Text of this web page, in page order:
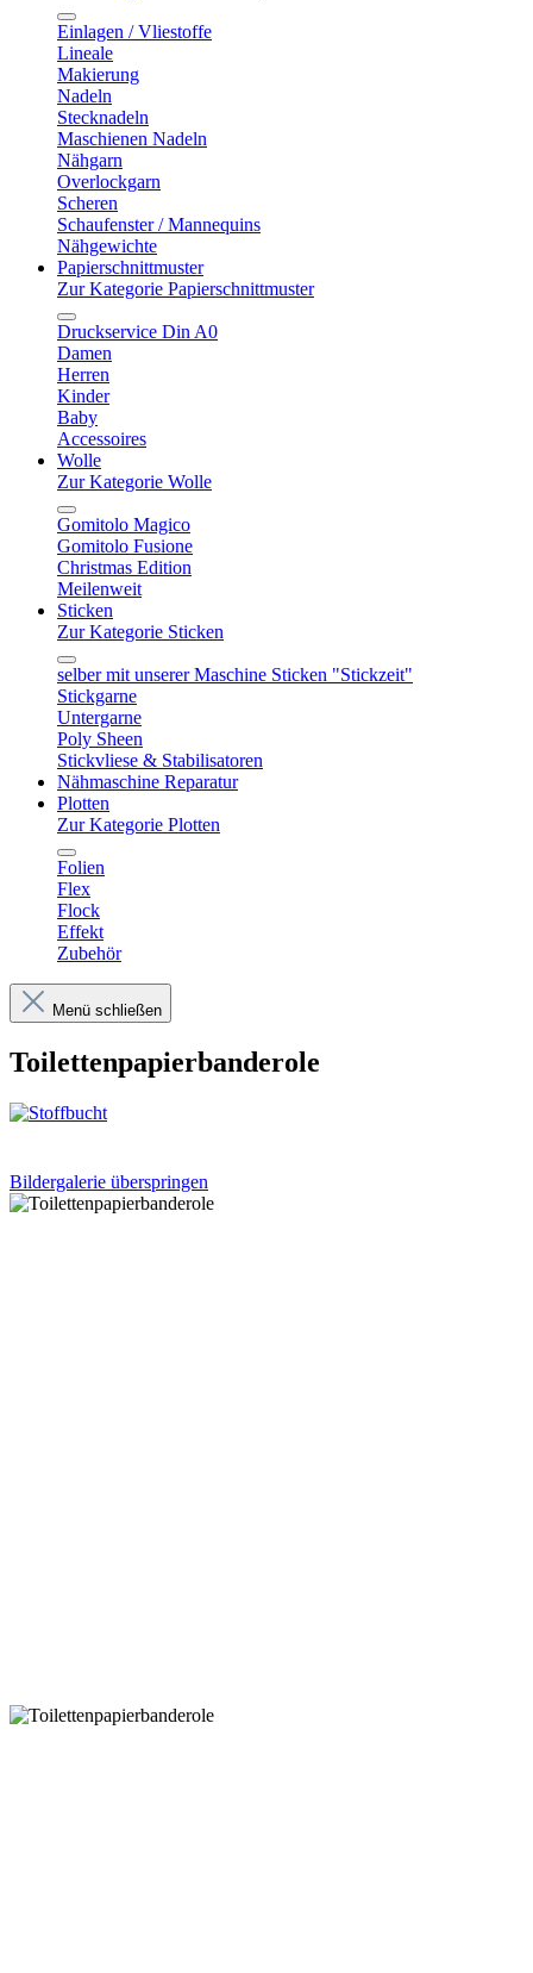
Einlagen / Vliestoffe
Lineale
Makierung
Nadeln
Stecknadeln
Maschienen Nadeln
Nähgarn
Overlockgarn
Scheren
Schaufenster / Mannequins
Nähgewichte
Papierschnittmuster
Zur Kategorie Papierschnittmuster
Druckservice Din A0
Damen
Herren
Kinder
Baby
Accessoires
Wolle
Zur Kategorie Wolle
Gomitolo Magico
Gomitolo Fusione
Christmas Edition
Meilenweit
Sticken
Zur Kategorie Sticken
selber mit unserer Maschine Sticken "Stickzeit"
Stickgarne
Untergarne
Poly Sheen
Stickvliese & Stabilisatoren
Nähmaschine Reparatur
Plotten
Zur Kategorie Plotten
Folien
Flex
Flock
Effekt
Zubehör
Menü schließen
Toilettenpapierbanderole
Bildergalerie überspringen